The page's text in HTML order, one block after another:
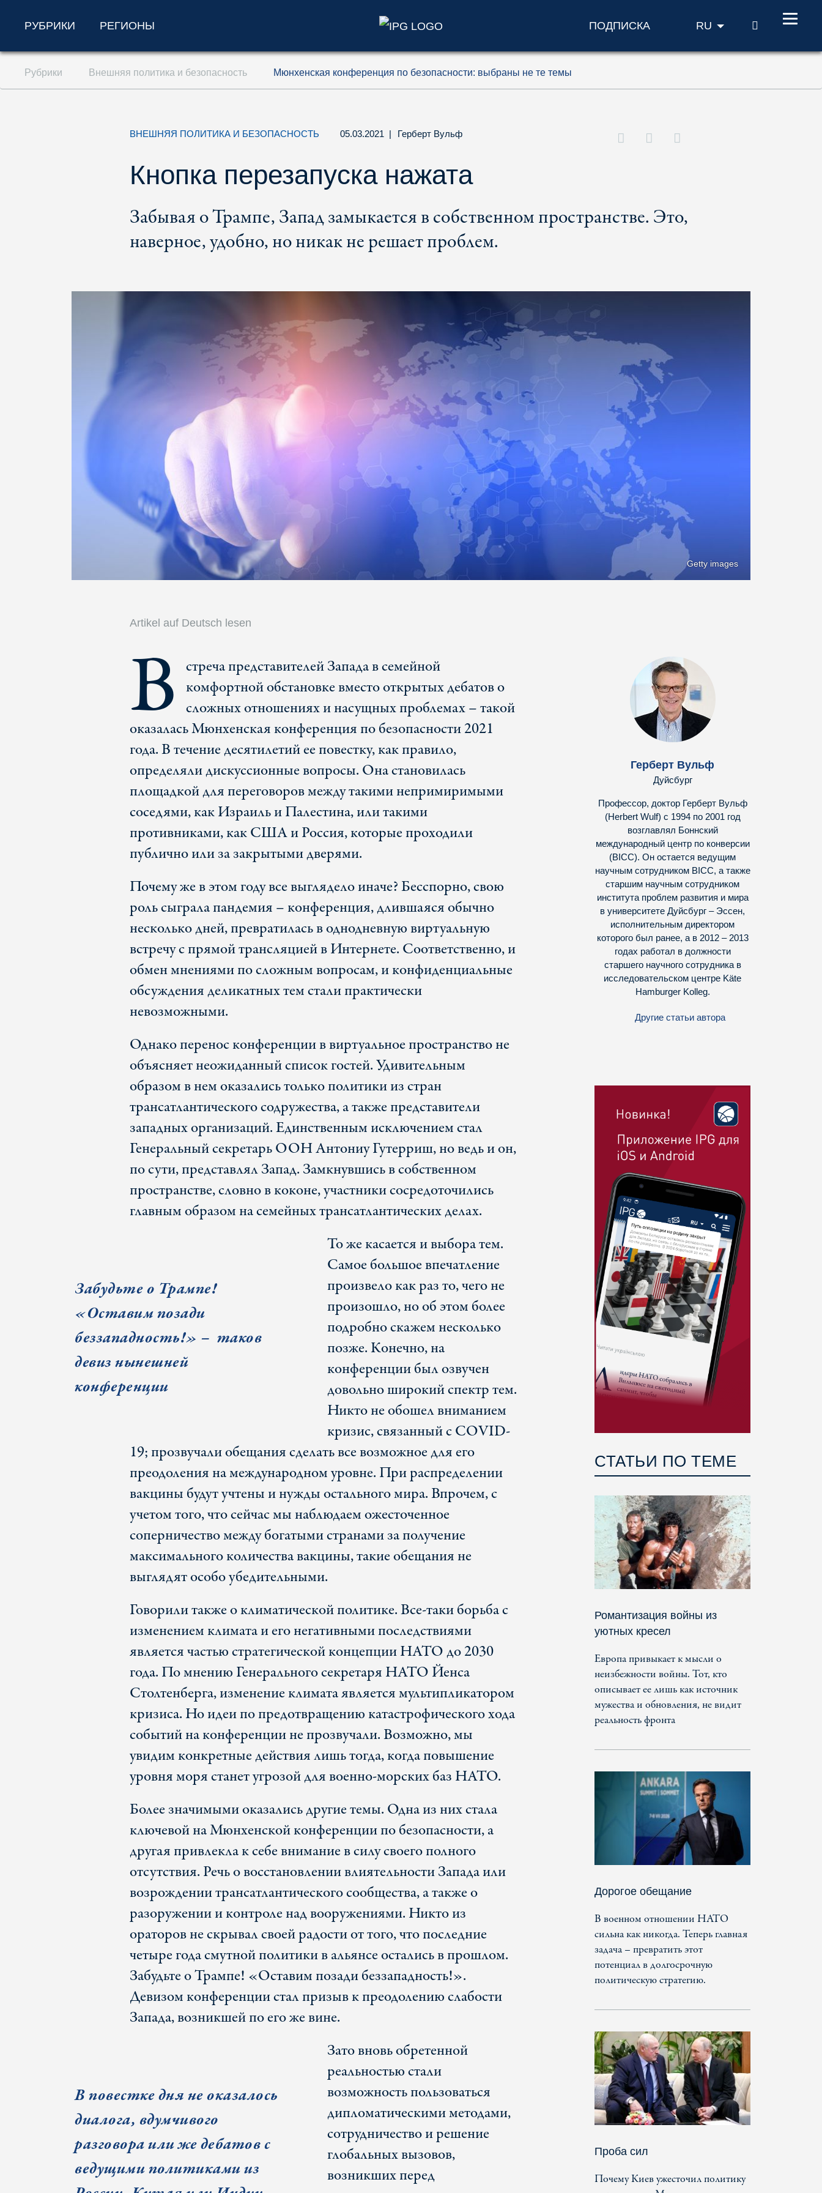
Перейти к содержанию (ключ доступа '1')
Перейти к поиску (ключ доступа '2')
РУБРИКИ РЕГИОНЫ ПОДПИСКА RU ПОИСК
Рубрики Внешняя политика и безопасность Мюнхенская конференция по безопасности: выбраны не те темы
ВНЕШНЯЯ ПОЛИТИКА И БЕЗОПАСНОСТЬ 05.03.2021 | Герберт Вульф
Кнопка перезапуска нажата
Забывая о Трампе, Запад замыкается в собственном пространстве. Это,
наверное, удобно, но никак не решает проблем.
Getty images
Artikel auf Deutsch lesen
В стреча представителей Запада в семейной
комфортной обстановке вместо открытых дебатов о
сложных отношениях и насущных проблемах – такой
оказалась Мюнхенская конференция по безопасности 2021
года. В течение десятилетий ее повестку, как правило,
определяли дискуссионные вопросы. Она становилась
площадкой для переговоров между такими непримиримыми
соседями, как Израиль и Палестина, или такими
противниками, как США и Россия, которые проходили
публично или за закрытыми дверями.
Почему же в этом году все выглядело иначе? Бесспорно, свою
роль сыграла пандемия – конференция, длившаяся обычно
несколько дней, превратилась в однодневную виртуальную
встречу с прямой трансляцией в Интернете. Соответственно, и
обмен мнениями по сложным вопросам, и конфиденциальные
обсуждения деликатных тем стали практически
невозможными.
Однако перенос конференции в виртуальное пространство не
объясняет неожиданный список гостей. Удивительным
образом в нем оказались только политики из стран
трансатлантического содружества, а также представители
западных организаций. Единственным исключением стал
Генеральный секретарь ООН Антониу Гутерриш, но ведь и он,
по сути, представлял Запад. Замкнувшись в собственном
пространстве, словно в коконе, участники сосредоточились
главным образом на семейных трансатлантических делах.
Забудьте о Трампе!
«Оставим позади
беззападность!» – таков
девиз нынешней
конференции
То же касается и выбора тем.
Самое большое впечатление
произвело как раз то, чего не
произошло, но об этом более
подробно скажем несколько
позже. Конечно, на
конференции был озвучен
довольно широкий спектр тем.
Никто не обошел вниманием
кризис, связанный с COVID-
19; прозвучали обещания сделать все возможное для его
преодоления на международном уровне. При распределении
вакцины будут учтены и нужды остального мира. Впрочем, с
учетом того, что сейчас мы наблюдаем ожесточенное
соперничество между богатыми странами за получение
максимального количества вакцины, такие обещания не
выглядят особо убедительными.
Говорили также о климатической политике. Все-таки борьба с
изменением климата и его негативными последствиями
является частью стратегической концепции НАТО до 2030
года. По мнению Генерального секретаря НАТО Йенса
Столтенберга, изменение климата является мультипликатором
кризиса. Но идеи по предотвращению катастрофического хода
событий на конференции не прозвучали. Возможно, мы
увидим конкретные действия лишь тогда, когда повышение
уровня моря станет угрозой для военно-морских баз НАТО.
Более значимыми оказались другие темы. Одна из них стала
ключевой на Мюнхенской конференции по безопасности, а
другая привлекла к себе внимание в силу своего полного
отсутствия. Речь о восстановлении влиятельности Запада или
возрождении трансатлантического сообщества, а также о
разоружении и контроле над вооружениями. Никто из
ораторов не скрывал своей радости от того, что последние
четыре года смутной политики в альянсе остались в прошлом.
Забудьте о Трампе! «Оставим позади беззападность!».
Девизом конференции стал призыв к преодолению слабости
Запада, возникшей по его же вине.
В повестке дня не оказалось
диалога, вдумчивого
разговора или же дебатов с
ведущими политиками из
Зато вновь обретенной
реальностью стали
возможность пользоваться
дипломатическими методами,
сотрудничество и решение
глобальных вызовов,
возникших перед
Герберт Вульф
Дуйсбург
Профессор, доктор Герберт Вульф
(Herbert Wulf) с 1994 по 2001 год
возглавлял Боннский
международный центр по конверсии
(BICC). Он остается ведущим
научным сотрудником BICC, а также
старшим научным сотрудником
института проблем развития и мира
в университете Дуйсбург – Эссен,
исполнительным директором
которого был ранее, а в 2012 – 2013
годах работал в должности
старшего научного сотрудника в
исследовательском центре Käte
Hamburger Kolleg.
Другие статьи автора
СТАТЬИ ПО ТЕМЕ
Романтизация войны из
уютных кресел
Европа привыкает к мысли о
неизбежности войны. Тот, кто
описывает ее лишь как источник
мужества и обновления, не видит
реальность фронта
Дорогое обещание
В военном отношении НАТО
сильна как никогда. Теперь главная
задача – превратить этот
потенциал в долгосрочную
политическую стратегию.
Проба сил
Почему Киев ужесточил политику